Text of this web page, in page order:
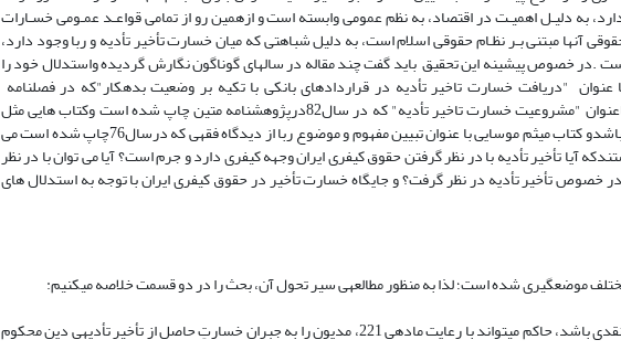
به دلیـل اهمیـت در اقتصاد، به نظم عمومی وابسته است و ازهمین رو از تمامی قواعـد عمـومی خسـارات
آنها مبتنی بـر نظـام حقوقی اسلام است، به دلیل شباهتی که میان خسارت تأخیر تأدیه و ربا وجود دارد،
.در خصوص پیشینه این تحقیق باید گفت چند مقاله در سالهای گوناگون نگارش گردیده واستدلال خود را
عنوان "دریافت خسارت تاخیر تأدیه در قراردادهای بانکی با تکیه بر وضعیت بدهکار"که در فصلنامه
اقتصاداسلامی در سال90چاپ گردیده ومقاله محمد موسوی بجنوردی باعنوان "مشروعیت خسارت تاخیر تأدیه" که در سال82درپژوهشنامه متین چاپ شده است وکتاب هایی مثل
کتاب احمد علی یوسفی با عنوان ربا و تورم که چاپ شده در سال 81 می باشدو کتاب میثم موسایی با عنوان تبیین مفهوم و موضوع ربا از دیدگاه فقهی که درسال76چاپ شده است می
آیا تأخیر تأدیه با در نظر گرفتن حقوق کیفری ایران وجهه کیفری دارد و جرم است؟ آیا می توان با در نظر
خصوص تأخیر تأدیه در نظر گرفت؟ و جایگاه خسارت تأخیر در حقوق کیفری ایران با توجه به استدلال های
مختلف موضع‏گیرى شده است؛ لذا به منظور مطالعه‏ى سیر تحول آن، بحث را در دو قسمت خلاصه مى‏کنیم:
ماده‏ى 228 قانون مدنى مى‏گوید:در صورتى که موضوع تعهد تأدیه‏ى وجه نقدى باشد، حاکم مى‏تواند با رعایت ماده‏ى 221، مدیون را به جبران خسارتِ حاصل از تأخیر تأدیه‏ى دین محکوم